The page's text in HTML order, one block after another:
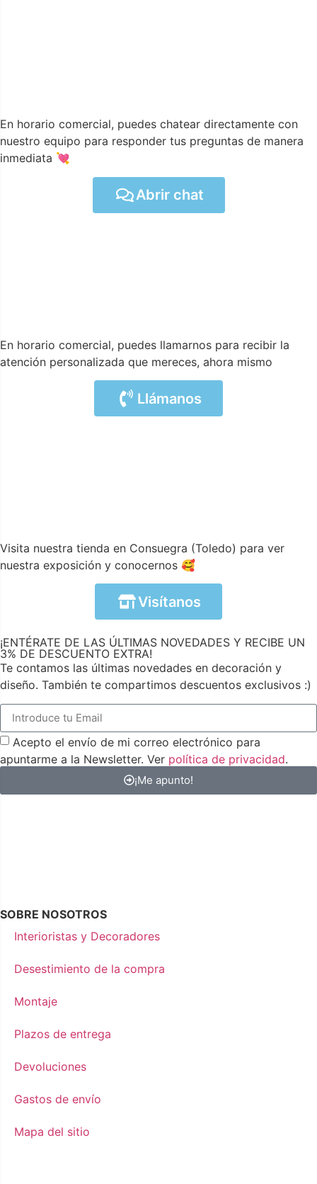
En horario comercial, puedes chatear directamente con
nuestro equipo para responder tus preguntas de manera
inmediata 💘
Abrir chat
En horario comercial, puedes llamarnos para recibir la
atención personalizada que mereces, ahora mismo
Llámanos
Visita nuestra tienda en Consuegra (Toledo) para ver
nuestra exposición y conocernos 🥰
Visítanos
¡ENTÉRATE DE LAS ÚLTIMAS NOVEDADES Y RECIBE UN
3% DE DESCUENTO EXTRA!
Te contamos las últimas novedades en decoración y
diseño. También te compartimos descuentos exclusivos :)
Acepto el envío de mi correo electrónico para
apuntarme a la Newsletter. Ver política de privacidad.
¡Me apunto!
SOBRE NOSOTROS
Interioristas y Decoradores
Desestimiento de la compra
Montaje
Plazos de entrega
Devoluciones
Gastos de envío
Mapa del sitio